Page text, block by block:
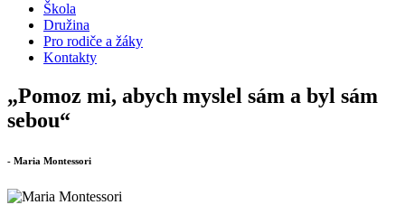
Škola
Družina
Pro rodiče a žáky
Kontakty
„Pomoz mi, abych myslel sám a byl sám
sebou“
- Maria Montessori